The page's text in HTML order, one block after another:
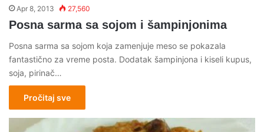
Apr 8, 2013 27,560
Posna sarma sa sojom i šampinjonima
Posna sarma sa sojom koja zamenjuje meso se pokazala
fantastično za vreme posta. Dodatak šampinjona i kiseli kupus,
soja, pirinač…
Pročitaj sve